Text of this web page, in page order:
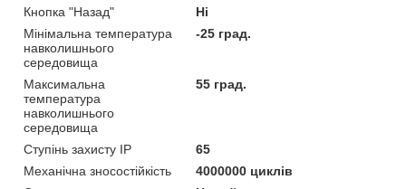
Кнопка "Назад"
Ні
Мінімальна температура
навколишнього
середовища
-25 град.
Максимальна
температура
навколишнього
середовища
55 град.
Ступінь захисту IP
65
Механічна зносостійкість
4000000 циклів